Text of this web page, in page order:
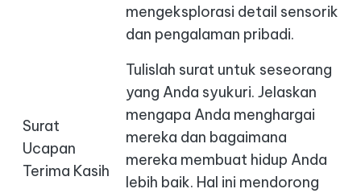
mengeksplorasi detail sensorik
dan pengalaman pribadi.
Surat
Ucapan
Terima Kasih
Tulislah surat untuk seseorang
yang Anda syukuri. Jelaskan
mengapa Anda menghargai
mereka dan bagaimana
mereka membuat hidup Anda
lebih baik. Hal ini mendorong